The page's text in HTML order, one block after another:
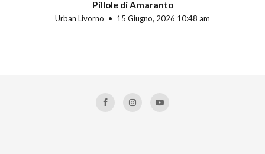
Pillole di Amaranto
Urban Livorno 15 Giugno, 2026 10:48 am